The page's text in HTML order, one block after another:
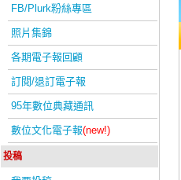
FB/Plurk粉絲專區
照片集錦
各期電子報回顧
訂閱/退訂電子報
95年數位典藏通訊
數位文化電子報(new!)
投稿